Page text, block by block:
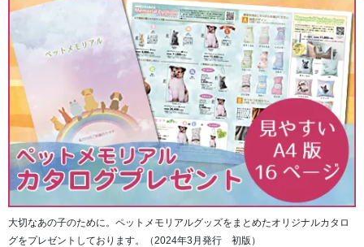
大切なあの子のために。ペットメモリアルグッズをまとめたオリジナルカタロ
グをプレゼントしております。（2024年3月発行 初版）